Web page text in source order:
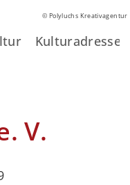
© Polyluchs Kreativagentur
Kulturadressen
V.